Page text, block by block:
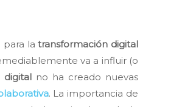
para latransformación digital
va a influir (o
digitalno ha creado nuevas
. La importancia de